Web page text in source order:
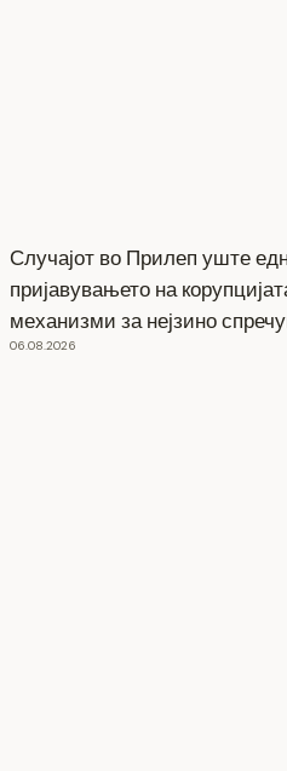
Случајот во Прилеп уште
пријавувањето на
механизми за нејзино
06.08.2026